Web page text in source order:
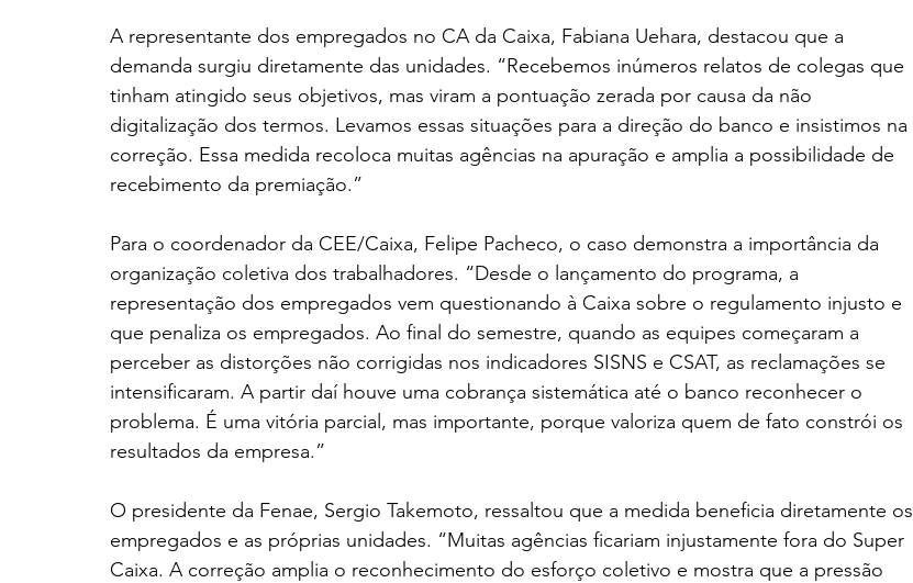
A representante dos empregados no CA da Caixa, Fabiana Uehara, destacou que a
demanda surgiu diretamente das unidades. “Recebemos inúmeros relatos de colegas que
tinham atingido seus objetivos, mas viram a pontuação zerada por causa da não
digitalização dos termos. Levamos essas situações para a direção do banco e insistimos na
correção. Essa medida recoloca muitas agências na apuração e amplia a possibilidade de
recebimento da premiação.”
Para o coordenador da CEE/Caixa, Felipe Pacheco, o caso demonstra a importância da
organização coletiva dos trabalhadores. “Desde o lançamento do programa, a
representação dos empregados vem questionando à Caixa sobre o regulamento injusto e
que penaliza os empregados. Ao final do semestre, quando as equipes começaram a
perceber as distorções não corrigidas nos indicadores SISNS e CSAT, as reclamações se
intensificaram. A partir daí houve uma cobrança sistemática até o banco reconhecer o
problema. É uma vitória parcial, mas importante, porque valoriza quem de fato constrói os
resultados da empresa.”
O presidente da Fenae, Sergio Takemoto, ressaltou que a medida beneficia diretamente os
empregados e as próprias unidades. “Muitas agências ficariam injustamente fora do Super
Caixa. A correção amplia o reconhecimento do esforço coletivo e mostra que a pressão